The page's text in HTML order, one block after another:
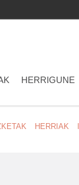
HERRIGUNE
HERRIAK